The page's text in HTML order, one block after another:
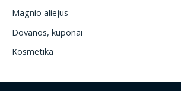
Magnio aliejus
Dovanos, kuponai
Kosmetika